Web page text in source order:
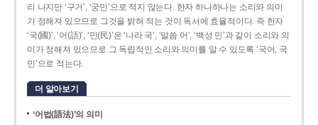
리 나지만 ‘구거’, ‘궁민’으로 적지 않는다. 한자 하나하나는 소리와 의미
가 정해져 있으므로 그것을 밝혀 적는 것이 독서에 효율적이다. 즉 한자
‘국(國)’, ‘어(語)’, ‘민(民)’은 ‘나라 국’, ‘말씀 어’, ‘백성 민’과 같이 소리와 의
미가 정해져 있으므로 그 독립적인 소리와 의미를 알 수 있도록 ‘국어, 국
민’으로 적는다.
더 알아보기
‘어법(語法)’의 의미